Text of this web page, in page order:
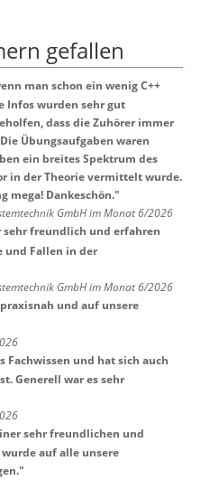
gefallen
man schon ein wenig C++
Infos wurden sehr gut
dass die Zuhörer immer
Übungsaufgaben waren
ein breites Spektrum des
in der Theorie vermittelt wurde.
mega! Dankeschön."
GmbH im Monat 6/2026
sehr freundlich und erfahren
und Fallen in der
GmbH im Monat 6/2026
und auf unsere
Fachwissen und hat sich auch
Generell war es sehr
sehr freundlichen und
auf alle unsere
"